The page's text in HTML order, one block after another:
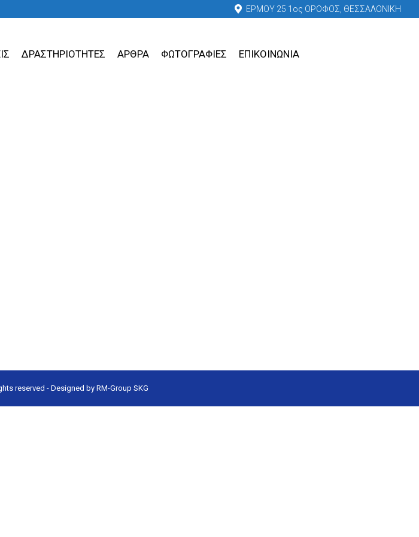
ΕΡΜΟΥ 25 1ος ΟΡΟΦΟΣ, ΘΕΣΣΑΛΟΝΙΚΗ
ΔΡΑΣΤΗΡΙΟΤΗΤΕΣ ΑΡΘΡΑ ΦΩΤΟΓΡΑΦΙΕΣ ΕΠΙΚΟΙΝΩΝΙΑ
reserved - Designed byRM-Group SKG